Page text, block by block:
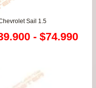
Sail 1.5
- $74.990